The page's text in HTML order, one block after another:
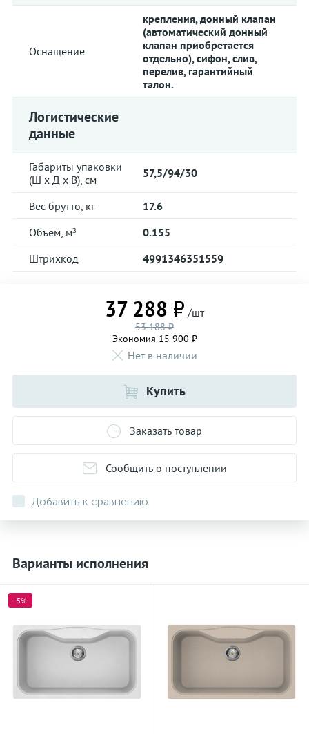
Оснащение
крепления, донный клапан
(автоматический донный
клапан приобретается
отдельно), сифон, слив,
перелив, гарантийный
талон.
Логистические
данные
Габариты упаковки
(Ш х Д х В), см
57,5/94/30
Вес брутто, кг
17.6
Объем, м³
0.155
Штрихкод
4991346351559
37 288 ₽ /шт
53 188 ₽
Экономия 15 900 ₽
Нет в наличии
Купить
Заказать товар
Сообщить о поступлении
Добавить к сравнению
Варианты исполнения
-5%